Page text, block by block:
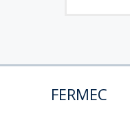
FERMEC